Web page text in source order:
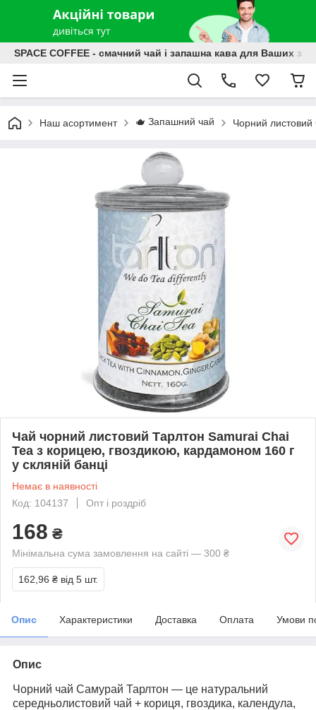
SPACE COFFEE - смачний чай і запашна кава для Ваших
Наш асортимент 🫖 Запашний чай Чорний листовий
Чай чорний листовий Тарлтон Samurai Chai
Tea з корицею, гвоздикою, кардамоном 160 г
у скляній банці
Немає в наявності
Код: 104137
Опт і роздріб
168 ₴
Мінімальна сума замовлення на сайті — 300 ₴
162,96 ₴ від 5 шт.
Опис Характеристики Доставка Оплата Умови
Опис
Чорний чай Самурай Тарлтон — це натуральний
середньолистовий чай + кориця, гвоздика, календула,